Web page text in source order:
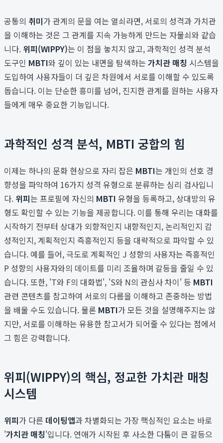
공통의 취미가 관계의 문을 여는 열쇠라면, 서로의 성격과 가치관
을 이해하는 것은 그 관계를 지속 가능하게 만드는 자물쇠와 같습
니다. 위피(WIPPY)는 이 점을 놓치지 않고, 과학적인 성격 분석
도구인 MBTI와 깊이 있는 내면을 탐색하는 가치관 매칭 시스템을
도입하여 사용자들이 더 깊은 차원에서 서로를 이해할 수 있도록
돕습니다. 이는 단순한 흥미를 넘어, 진지한 관계를 원하는 사용자
들에게 매우 중요한 기능입니다.
과학적인 성격 분석, MBTI 궁합의 힘
이제는 하나의 문화 현상으로 자리 잡은 MBTI는 개인의 선호 경
향성을 파악하여 16가지 성격 유형으로 분류하는 심리 검사입니
다. 위피는 프로필에 자신의 MBTI 유형을 등록하고, 상대방의 유
형도 확인할 수 있는 기능을 제공합니다. 이를 통해 우리는 대화를
시작하기 전부터 상대가 외향적인지 내향적인지, 논리적인지 감
성적인지, 계획적인지 즉흥적인지 등을 대략적으로 파악할 수 있
습니다. 예를 들어, 극도로 계획적인 J 성향의 사용자는 즉흥적인
P 성향의 사용자와의 데이트를 미리 조율하며 갈등을 줄일 수 있
습니다. 또한, 'T와 F의 대화법', 'S와 N의 관심사 차이' 등 MBTI
관련 콘텐츠를 참고하여 서로의 다름을 이해하고 존중하는 방법
을 배울 수도 있습니다. 물론 MBTI가 모든 것을 설명해주지는 않
지만, 서로를 이해하는 유용한 참고서가 되어줄 수 있다는 점에서
그 힘은 강력합니다.
위피(WIPPY)의 핵심, 정교한 가치관 매칭
시스템
위피가 다른 데이팅앱과 차별화되는 가장 핵심적인 요소는 바로
'가치관 매칭'입니다. 연애가 시작된 후 사소한 다툼이 큰 갈등으